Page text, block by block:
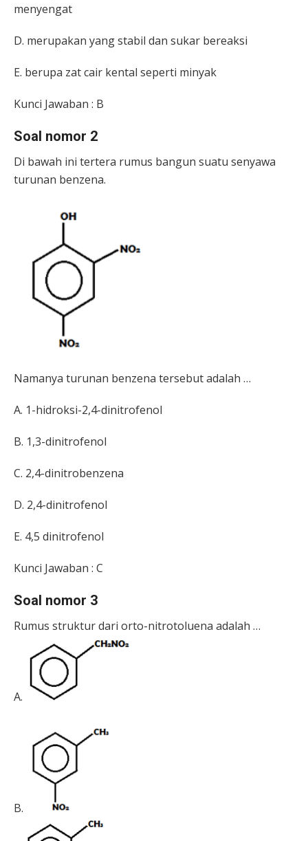
menyengat
D. merupakan yang stabil dan sukar bereaksi
E. berupa zat cair kental seperti minyak
Kunci Jawaban : B
Soal nomor 2
Di bawah ini tertera rumus bangun suatu senyawa
turunan benzena.
Namanya turunan benzena tersebut adalah …
A. 1-hidroksi-2,4-dinitrofenol
B. 1,3-dinitrofenol
C. 2,4-dinitrobenzena
D. 2,4-dinitrofenol
E. 4,5 dinitrofenol
Kunci Jawaban : C
Soal nomor 3
Rumus struktur dari orto-nitrotoluena adalah …
A.
B.